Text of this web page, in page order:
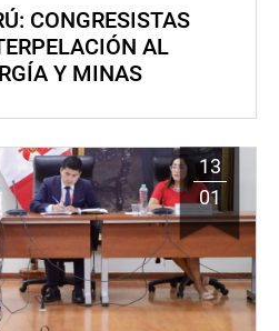
CONGRESISTAS
AL
Y MINAS
13
01